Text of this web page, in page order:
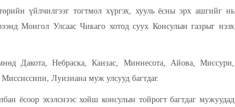
үйлчилгээг тогтмол хүргэх, хууль ёсны эрх ашгийг
хүрээнд Монгол Улсаас Чикаго хотод суух Консулын
Өмнөд Дакота, Небраска, Канзас, Миннесота, Айова,
Миссиссипи, Луизиана муж улсууд багтдаг.
албан ёсоор эхэлснээс хойш консулын тойрогт